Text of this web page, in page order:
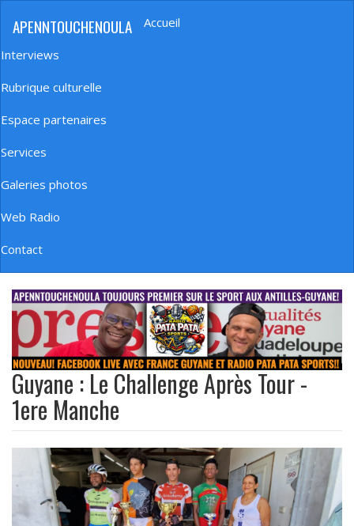
principal
APENNTOUCHENOULA
Navigation
principale
Accueil
Interviews
Rubrique culturelle
Espace partenaires
Services
Galeries photos
Web Radio
Contact
banniere_img
Guyane : Le Challenge Après Tour -
1ere Manche